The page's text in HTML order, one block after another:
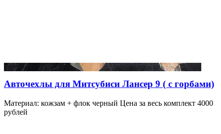
Авточехлы для Митсубиси Лансер 9 ( с горбами)
Материал: кожзам + флок черный Цена за весь комплект 4000
рублей